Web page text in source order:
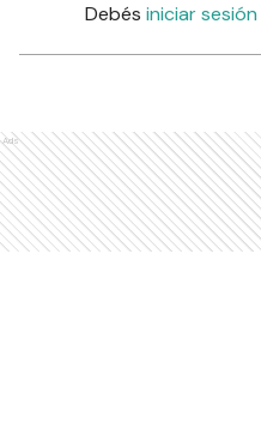
Debés iniciar sesión
Ads